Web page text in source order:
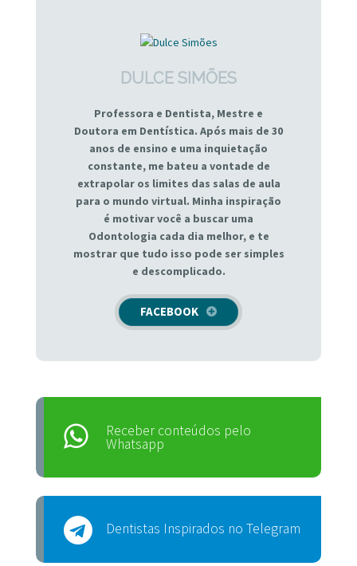
DULCE SIMÕES
Professora e Dentista, Mestre e
Doutora em Dentística. Após mais de 30
anos de ensino e uma inquietação
constante, me bateu a vontade de
extrapolar os limites das salas de aula
para o mundo virtual. Minha inspiração
é motivar você a buscar uma
Odontologia cada dia melhor, e te
mostrar que tudo isso pode ser simples
e descomplicado.
FACEBOOK
Receber conteúdos pelo
Whatsapp
Dentistas Inspirados no Telegram